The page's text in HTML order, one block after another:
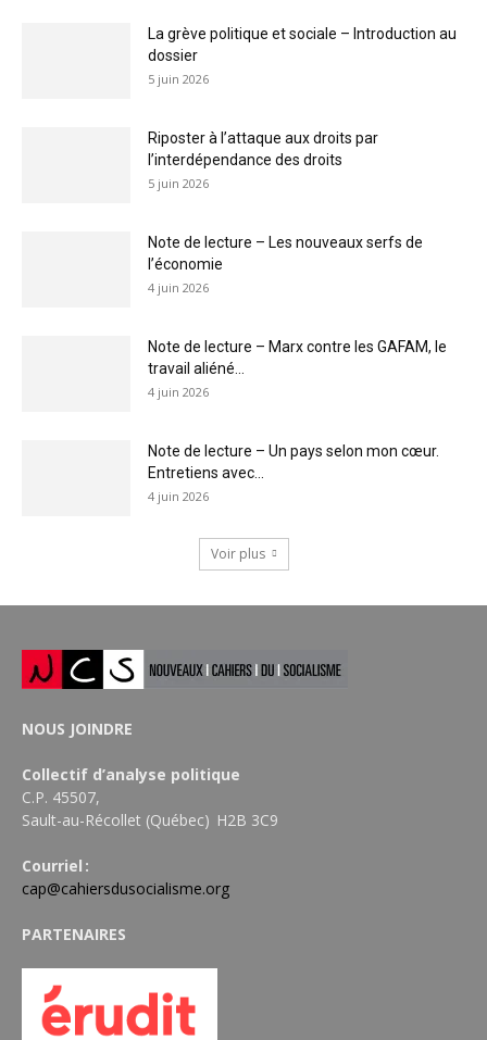
La grève politique et sociale – Introduction au
dossier
5 juin 2026
Riposter à l’attaque aux droits par
l’interdépendance des droits
5 juin 2026
Note de lecture – Les nouveaux serfs de
l’économie
4 juin 2026
Note de lecture – Marx contre les GAFAM, le
travail aliéné...
4 juin 2026
Note de lecture – Un pays selon mon cœur.
Entretiens avec...
4 juin 2026
Voir plus
NOUS JOINDRE
Collectif d’analyse politique
C.P. 45507,
Sault-au-Récollet (Québec) H2B 3C9
Courriel :
cap@cahiersdusocialisme.org
PARTENAIRES